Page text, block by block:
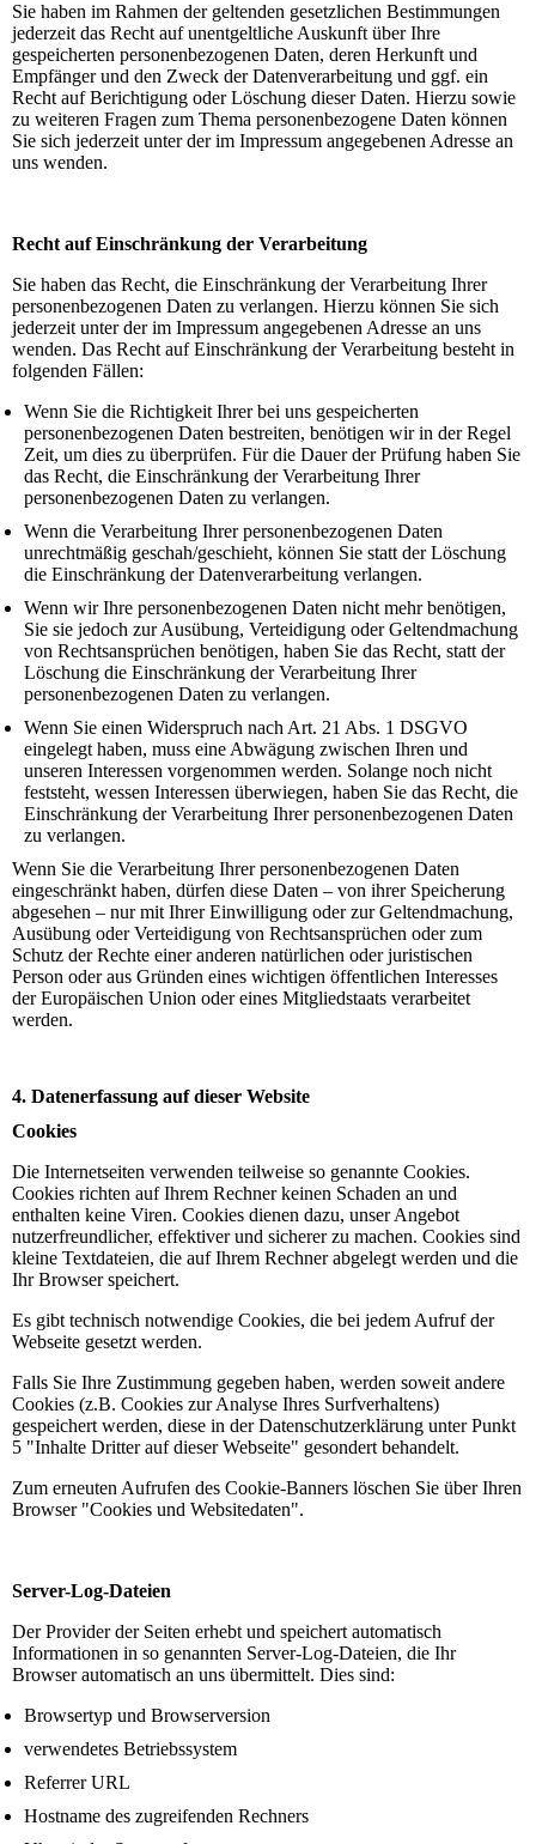
Sie haben im Rahmen der geltenden gesetzlichen Bestimmungen
jederzeit das Recht auf unentgeltliche Auskunft über Ihre
gespeicherten personenbezogenen Daten, deren Herkunft und
Empfänger und den Zweck der Datenverarbeitung und ggf. ein
Recht auf Berichtigung oder Löschung dieser Daten. Hierzu sowie
zu weiteren Fragen zum Thema personenbezogene Daten können
Sie sich jederzeit unter der im Impressum angegebenen Adresse an
uns wenden.
Recht auf Einschränkung der Verarbeitung
Sie haben das Recht, die Einschränkung der Verarbeitung Ihrer
personenbezogenen Daten zu verlangen. Hierzu können Sie sich
jederzeit unter der im Impressum angegebenen Adresse an uns
wenden. Das Recht auf Einschränkung der Verarbeitung besteht in
folgenden Fällen:
Wenn Sie die Richtigkeit Ihrer bei uns gespeicherten
personenbezogenen Daten bestreiten, benötigen wir in der Regel
Zeit, um dies zu überprüfen. Für die Dauer der Prüfung haben Sie
das Recht, die Einschränkung der Verarbeitung Ihrer
personenbezogenen Daten zu verlangen.
Wenn die Verarbeitung Ihrer personenbezogenen Daten
unrechtmäßig geschah/geschieht, können Sie statt der Löschung
die Einschränkung der Datenverarbeitung verlangen.
Wenn wir Ihre personenbezogenen Daten nicht mehr benötigen,
Sie sie jedoch zur Ausübung, Verteidigung oder Geltendmachung
von Rechtsansprüchen benötigen, haben Sie das Recht, statt der
Löschung die Einschränkung der Verarbeitung Ihrer
personenbezogenen Daten zu verlangen.
Wenn Sie einen Widerspruch nach Art. 21 Abs. 1 DSGVO
eingelegt haben, muss eine Abwägung zwischen Ihren und
unseren Interessen vorgenommen werden. Solange noch nicht
feststeht, wessen Interessen überwiegen, haben Sie das Recht, die
Einschränkung der Verarbeitung Ihrer personenbezogenen Daten
zu verlangen.
Wenn Sie die Verarbeitung Ihrer personenbezogenen Daten
eingeschränkt haben, dürfen diese Daten – von ihrer Speicherung
abgesehen – nur mit Ihrer Einwilligung oder zur Geltendmachung,
Ausübung oder Verteidigung von Rechtsansprüchen oder zum
Schutz der Rechte einer anderen natürlichen oder juristischen
Person oder aus Gründen eines wichtigen öffentlichen Interesses
der Europäischen Union oder eines Mitgliedstaats verarbeitet
werden.
4. Datenerfassung auf dieser Website
Cookies
Die Internetseiten verwenden teilweise so genannte Cookies.
Cookies richten auf Ihrem Rechner keinen Schaden an und
enthalten keine Viren. Cookies dienen dazu, unser Angebot
nutzerfreundlicher, effektiver und sicherer zu machen. Cookies sind
kleine Textdateien, die auf Ihrem Rechner abgelegt werden und die
Ihr Browser speichert.
Es gibt technisch notwendige Cookies, die bei jedem Aufruf der
Webseite gesetzt werden.
Falls Sie Ihre Zustimmung gegeben haben, werden soweit andere
Cookies (z.B. Cookies zur Analyse Ihres Surfverhaltens)
gespeichert werden, diese in der Datenschutzerklärung unter Punkt
5 "Inhalte Dritter auf dieser Webseite" gesondert behandelt.
Zum erneuten Aufrufen des Cookie-Banners löschen Sie über Ihren
Browser "Cookies und Websitedaten".
Server-Log-Dateien
Der Provider der Seiten erhebt und speichert automatisch
Informationen in so genannten Server-Log-Dateien, die Ihr
Browser automatisch an uns übermittelt. Dies sind:
Browsertyp und Browserversion
verwendetes Betriebssystem
Referrer URL
Hostname des zugreifenden Rechners